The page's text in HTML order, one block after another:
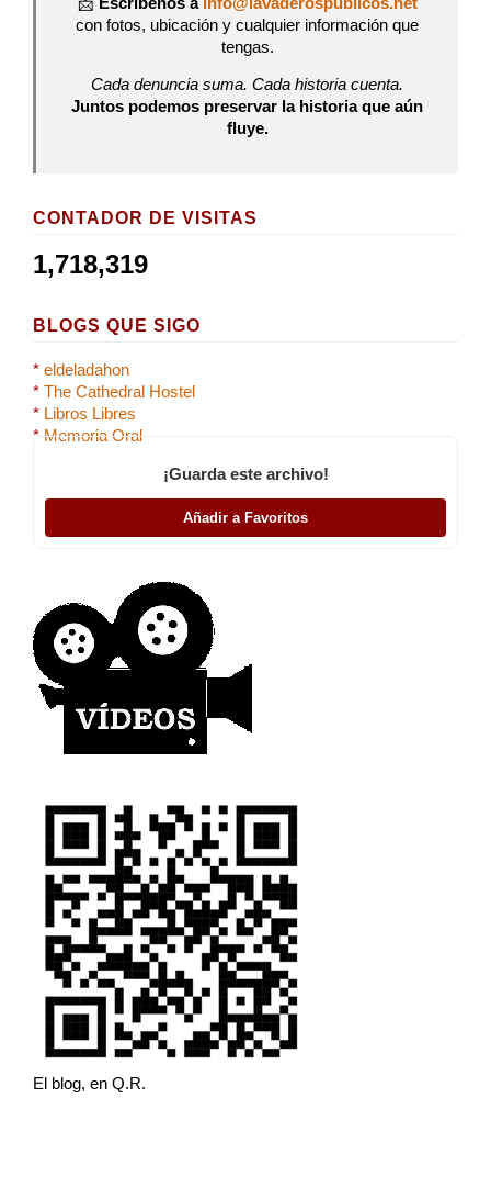
con fotos, ubicación y cualquier información que
tengas.
Cada denuncia suma. Cada historia cuenta.
Juntos podemos preservar la historia que aún
fluye.
CONTADOR DE VISITAS
1,718,319
BLOGS QUE SIGO
* eldeladahon
* The Cathedral Hostel
* Libros Libres
* Memoria Oral
¡Guarda este archivo!
Añadir a Favoritos
El blog, en Q.R.